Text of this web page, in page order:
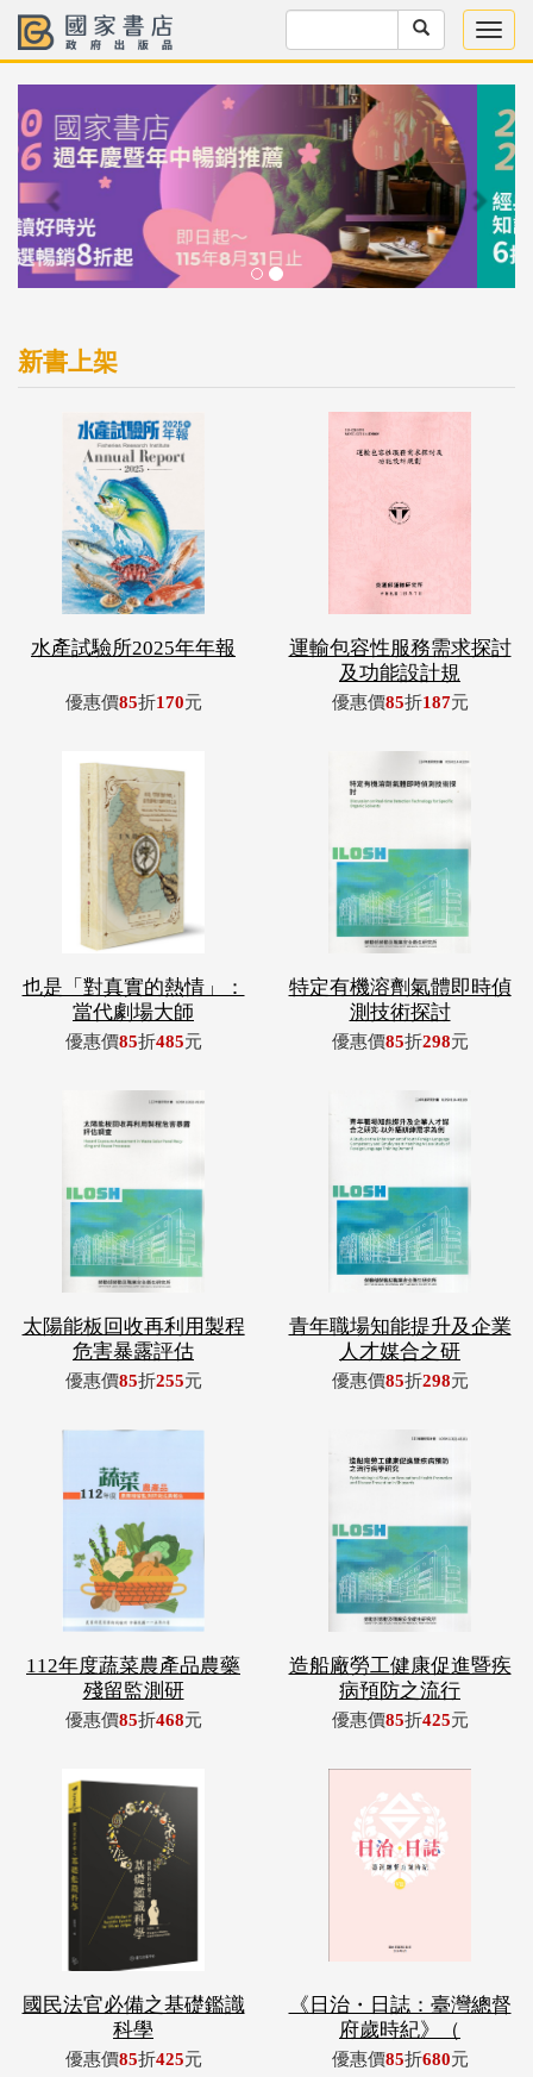
新書上架
水產試驗所2025年年報
優惠價85折170元
運輸包容性服務需求探討
及功能設計規
優惠價85折187元
也是「對真實的熱情」：
當代劇場大師
優惠價85折485元
特定有機溶劑氣體即時偵
測技術探討
優惠價85折298元
太陽能板回收再利用製程
危害暴露評估
優惠價85折255元
青年職場知能提升及企業
人才媒合之研
優惠價85折298元
112年度蔬菜農產品農藥
殘留監測研
優惠價85折468元
造船廠勞工健康促進暨疾
病預防之流行
優惠價85折425元
國民法官必備之基礎鑑識
科學
優惠價85折425元
《日治・日誌：臺灣總督
府歲時紀》（
優惠價85折680元